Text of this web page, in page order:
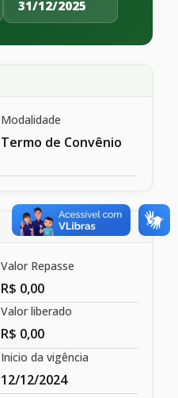
31/12/2025
Modalidade
Termo de Convênio
Valor Repasse
R$ 0,00
Valor liberado
R$ 0,00
Inicio da vigência
12/12/2024